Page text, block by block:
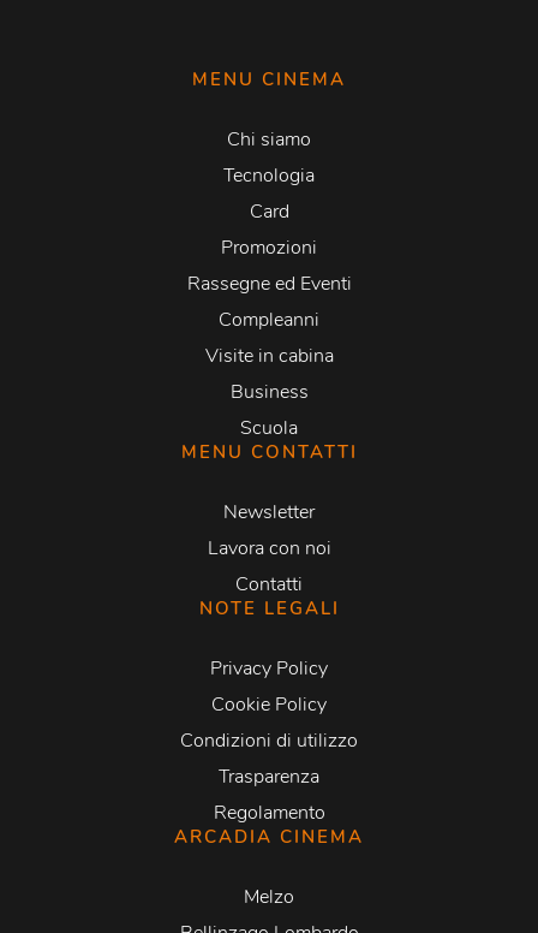
MENU CINEMA
Chi siamo
Tecnologia
Card
Promozioni
Rassegne ed Eventi
Compleanni
Visite in cabina
Business
Scuola
MENU CONTATTI
Newsletter
Lavora con noi
Contatti
NOTE LEGALI
Privacy Policy
Cookie Policy
Condizioni di utilizzo
Trasparenza
Regolamento
ARCADIA CINEMA
Melzo